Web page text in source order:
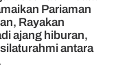
Pariaman
Rayakan
ajang hiburan,
antara